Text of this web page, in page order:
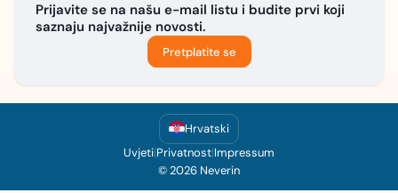
Prijavite se na našu e-mail listu i budite prvi koji
saznaju najvažnije novosti.
Pretplatite se
Hrvatski
Uvjeti|Privatnost|Impressum
© 2026 Neverin